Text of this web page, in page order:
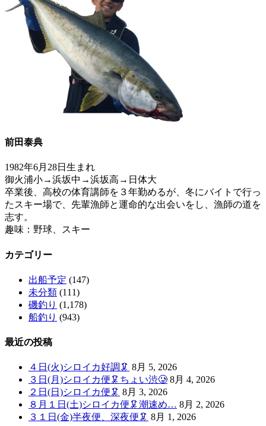
前田泰典
1982年6月28日生まれ
御火浦小→浜坂中→浜坂高→日体大
卒業後、高校の体育講師を３年勤めるが、冬にバイトで行っ
たスキー場で、先輩漁師と運命的な出会いをし、漁師の道を
志す。
趣味：野球、スキー
カテゴリー
出船予定 (147)
未分類 (111)
磯釣り (1,178)
船釣り (943)
最近の投稿
４日(火)シロイカ好調🦑 8月 5, 2026
３日(月)シロイカ便🦑ちょい渋🥲 8月 4, 2026
２日(日)シロイカ便🦑 8月 3, 2026
８月１日(土)シロイカ便🦑潮速め… 8月 2, 2026
３１日(金)半夜便、深夜便🦑 8月 1, 2026